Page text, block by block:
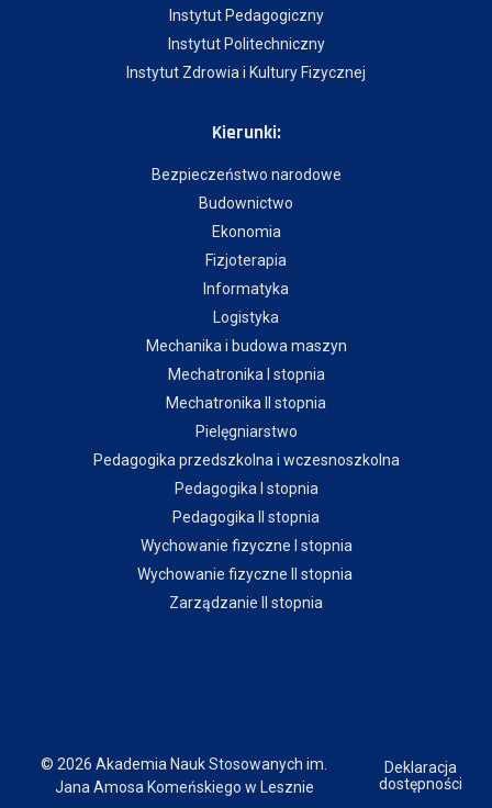
Instytut Pedagogiczny
Instytut Politechniczny
Instytut Zdrowia i Kultury Fizycznej
Kierunki:
Bezpieczeństwo narodowe
Budownictwo
Ekonomia
Fizjoterapia
Informatyka
Logistyka
Mechanika i budowa maszyn
Mechatronika I stopnia
Mechatronika II stopnia
Pielęgniarstwo
Pedagogika przedszkolna i wczesnoszkolna
Pedagogika I stopnia
Pedagogika II stopnia
Wychowanie fizyczne I stopnia
Wychowanie fizyczne II stopnia
Zarządzanie II stopnia
© 2026 Akademia Nauk Stosowanych im.
Jana Amosa Komeńskiego w Lesznie
Deklaracja
dostępności